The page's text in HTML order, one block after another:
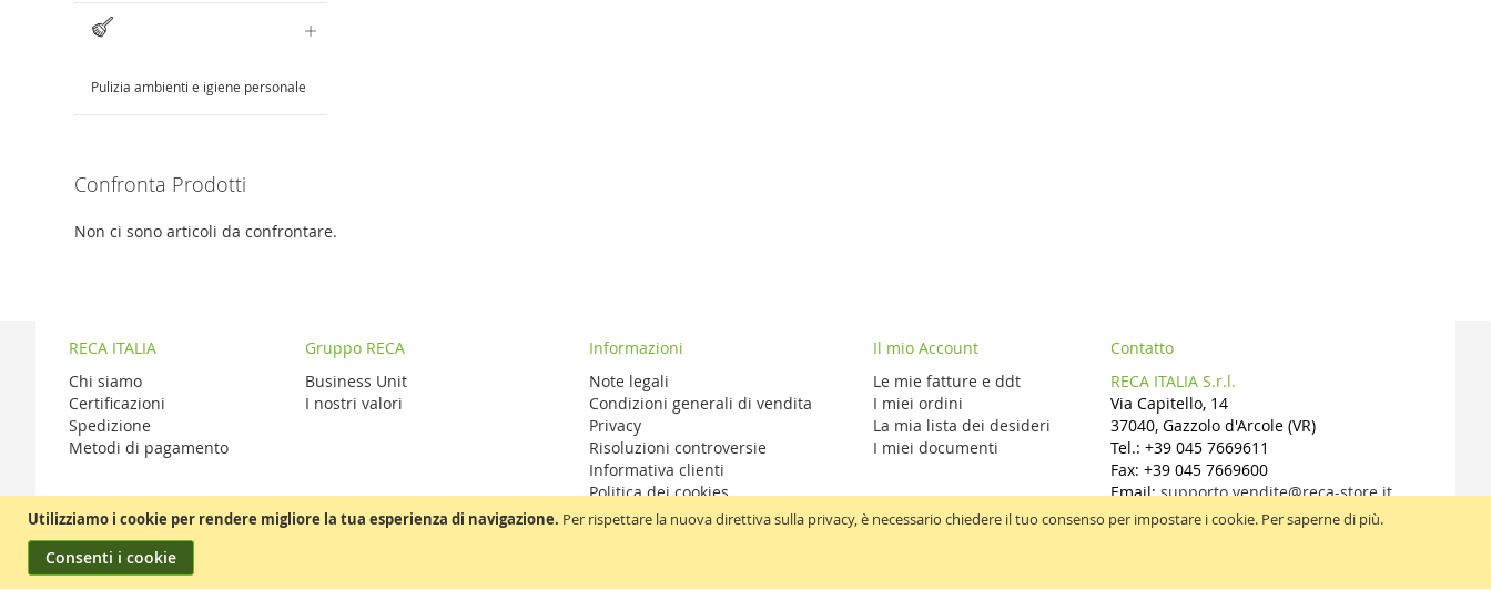
Utilizziamo i cookie per rendere migliore la tua esperienza di navigazione. Per rispettare la nuova direttiva sulla privacy, è necessario chiedere il tuo consenso per impostare i cookie. Per saperne di più.
Consenti i cookie
Pulizia ambienti e igiene personale
Confronta Prodotti
Non ci sono articoli da confrontare.
RECA ITALIA
Chi siamo
Certificazioni
Spedizione
Metodi di pagamento
Gruppo RECA
Business Unit
I nostri valori
Informazioni
Note legali
Condizioni generali di vendita
Privacy
Risoluzioni controversie
Informativa clienti
Politica dei cookies
Dichiarazione di conformità
Il mio Account
Le mie fatture e ddt
I miei ordini
La mia lista dei desideri
I miei documenti
Contatto
RECA ITALIA S.r.l.
Via Capitello, 14
37040, Gazzolo d'Arcole (VR)
Tel.: +39 045 7669611
Fax: +39 045 7669600
Email:supporto.vendite@reca-store.it